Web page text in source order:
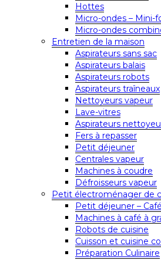
Hottes
Micro-ondes – Mini-
Micro-ondes
Entretien de la maison
Aspirateurs sans sac
Aspirateurs balais
Aspirateurs robots
Aspirateurs traîneaux
Nettoyeurs vapeur
Lave-vitres
Aspirateurs
Fers à repasser
Petit déjeuner
Centrales vapeur
Machines à coudre
Défroisseurs vapeur
Petit électroménager de
Petit déjeuner – Café
Machines à café à
Robots de cuisine
Cuisson et cuisine
Préparation Culinaire